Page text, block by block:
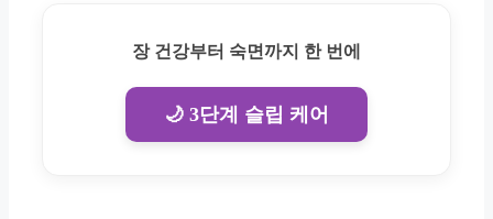
장 건강부터 숙면까지 한 번에
🌙 3단계 슬립 케어